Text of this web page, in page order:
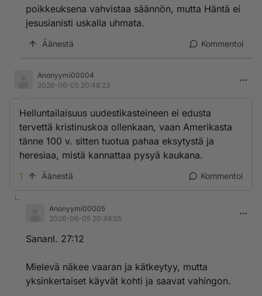
poikkeuksena vahvistaa säännön, mutta Häntä ei
jesusianisti uskalla uhmata.
Äänestä Kommentoi
Anonyymi00004
2026-06-05 20:48:23
Helluntailaisuus uudestikasteineen ei edusta
tervettä kristinuskoa ollenkaan, vaan Amerikasta
tänne 100 v. sitten tuotua pahaa eksytystä ja
heresiaa, mistä kannattaa pysyä kaukana.
1 Äänestä Kommentoi
Anonyymi00005
2026-06-05 20:48:55
Sananl. 27:12
Mielevä näkee vaaran ja kätkeytyy, mutta
yksinkertaiset käyvät kohti ja saavat vahingon.